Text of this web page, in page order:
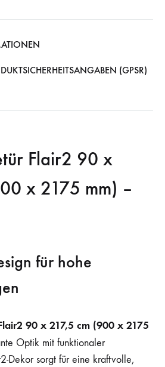
(GPSR)
Flair2 90 x
x 2175 mm) –
für hohe
90 x 217,5 cm (900 x 2175
Optik mit funktionaler
Dekor sorgt für eine kraftvolle,